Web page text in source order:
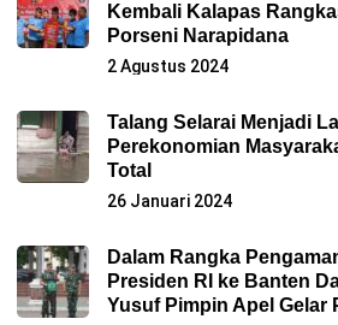
Kembali Kalapas
Porseni Narapidana
2 Agustus 2024
Talang Selarai Menjadi
Perekonomian
Total
26 Januari 2024
Dalam Rangka
Presiden RI ke Banten
Yusuf Pimpin Apel Gelar